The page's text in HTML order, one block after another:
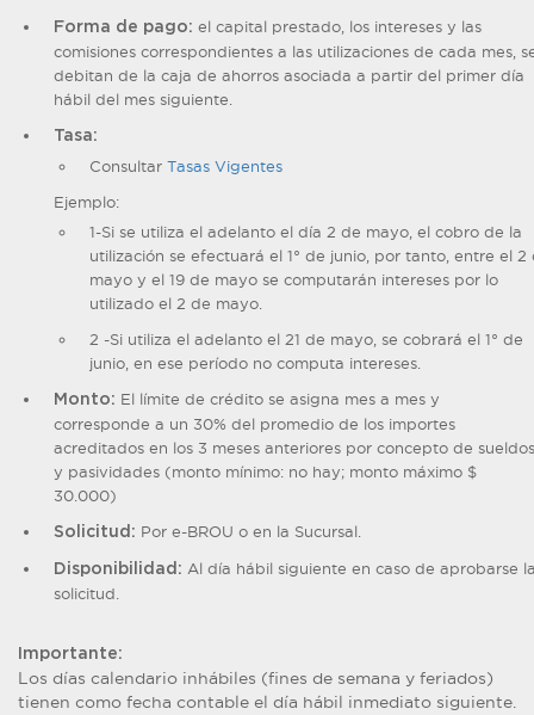
Forma de pago: el capital prestado, los intereses y las
comisiones correspondientes a las utilizaciones de cada mes,
debitan de la caja de ahorros asociada a partir del primer día
hábil del mes siguiente.
Tasa:
Consultar Tasas Vigentes
Ejemplo:
1-Si se utiliza el adelanto el día 2 de mayo, el cobro de la
utilización se efectuará el 1° de junio, por tanto, entre el 2
mayo y el 19 de mayo se computarán intereses por lo
utilizado el 2 de mayo.
2 -Si utiliza el adelanto el 21 de mayo, se cobrará el 1° de
junio, en ese período no computa intereses.
Monto: El límite de crédito se asigna mes a mes y
corresponde a un 30% del promedio de los importes
acreditados en los 3 meses anteriores por concepto de sueldos
y pasividades (monto mínimo: no hay; monto máximo $
30.000)
Solicitud: Por e-BROU o en la Sucursal.
Disponibilidad: Al día hábil siguiente en caso de aprobarse
solicitud.
Importante:
Los días calendario inhábiles (fines de semana y feriados)
tienen como fecha contable el día hábil inmediato siguiente.